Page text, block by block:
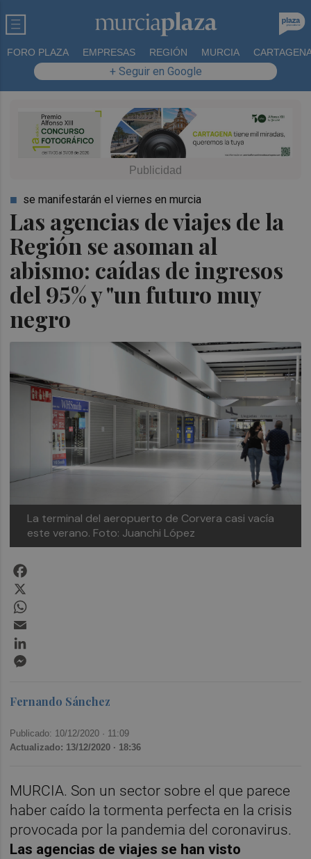
FORO PLAZA EMPRESAS REGIÓN MURCIA
+ Seguir en Google
Las agencias de viajes de la
Región se asoman al
abismo: caídas de ingresos
del 95% y "un futuro muy
negro
se manifestarán el viernes en murcia
La terminal del aeropuerto de Corvera casi vacía
este verano. Foto: Juanchi López
Fernando Sánchez
Publicado: 10/12/2020 · 11:09
Actualizado: 13/12/2020 · 18:36
MURCIA. Son un sector sobre el que parece
haber caído la tormenta perfecta en la crisis
provocada por la pandemia del coronavirus.
Las agencias de viajes se han visto